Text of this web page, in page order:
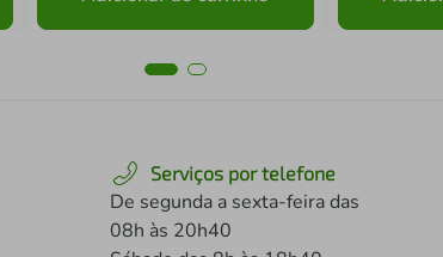
Serviços por telefone
De segunda a sexta-feira das
08h às 20h40